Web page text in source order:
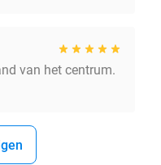
van het centrum.